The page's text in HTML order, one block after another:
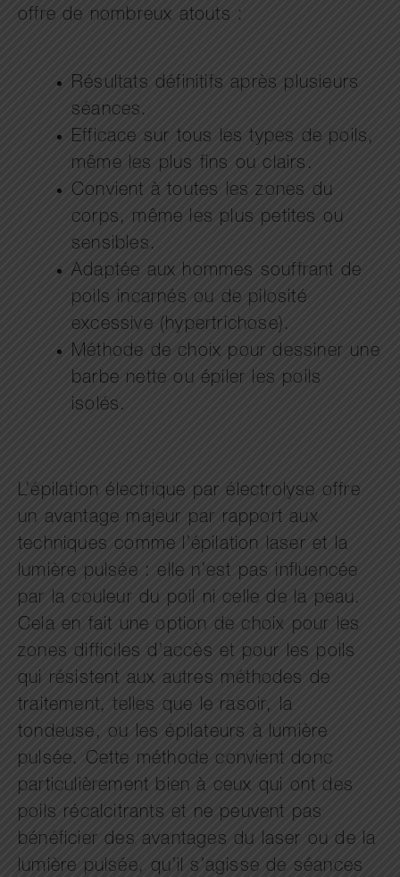
offre de nombreux atouts :
Résultats définitifs après plusieurs
séances.
Efficace sur tous les types de poils,
même les plus fins ou clairs.
Convient à toutes les zones du
corps, même les plus petites ou
sensibles.
Adaptée aux hommes souffrant de
poils incarnés ou de pilosité
excessive (hypertrichose).
Méthode de choix pour dessiner une
barbe nette ou épiler les poils
isolés.
L’épilation électrique par électrolyse offre
un avantage majeur par rapport aux
techniques comme l’épilation laser et la
lumière pulsée : elle n’est pas influencée
par la couleur du poil ni celle de la peau.
Cela en fait une option de choix pour les
zones difficiles d’accès et pour les poils
qui résistent aux autres méthodes de
traitement, telles que le rasoir, la
tondeuse, ou les épilateurs à lumière
pulsée. Cette méthode convient donc
particulièrement bien à ceux qui ont des
poils récalcitrants et ne peuvent pas
bénéficier des avantages du laser ou de la
lumière pulsée, qu’il s’agisse de séances